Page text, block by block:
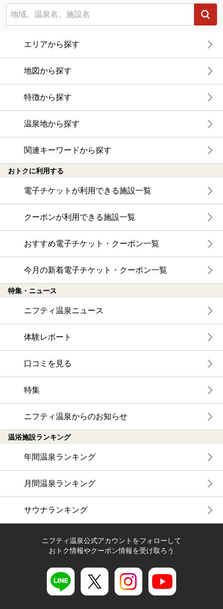
エリアから探す
地図から探す
特徴から探す
温泉地から探す
関連キーワードから探す
おトクに利用する
電子チケットが利用できる施設一覧
クーポンが利用できる施設一覧
おすすめ電子チケット・クーポン一覧
今月の新着電子チケット・クーポン一覧
特集・ニュース
ニフティ温泉ニュース
体験レポート
口コミを見る
特集
ニフティ温泉からのお知らせ
温浴施設ランキング
年間温泉ランキング
月間温泉ランキング
サウナランキング
ニフティ温泉公式アカウントをフォローして
おトク情報やクーポン情報を受け取ろう